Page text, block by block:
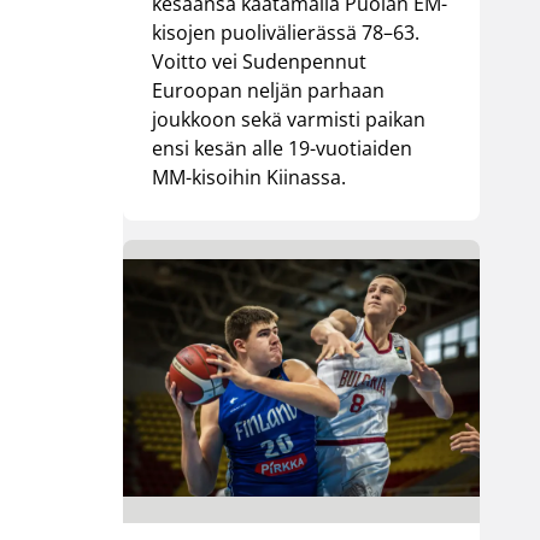
kisojen puolivälierässä 78–63.
Voitto vei Sudenpennut
Euroopan neljän parhaan
joukkoon sekä varmisti paikan
ensi kesän alle 19-vuotiaiden
MM-kisoihin Kiinassa.